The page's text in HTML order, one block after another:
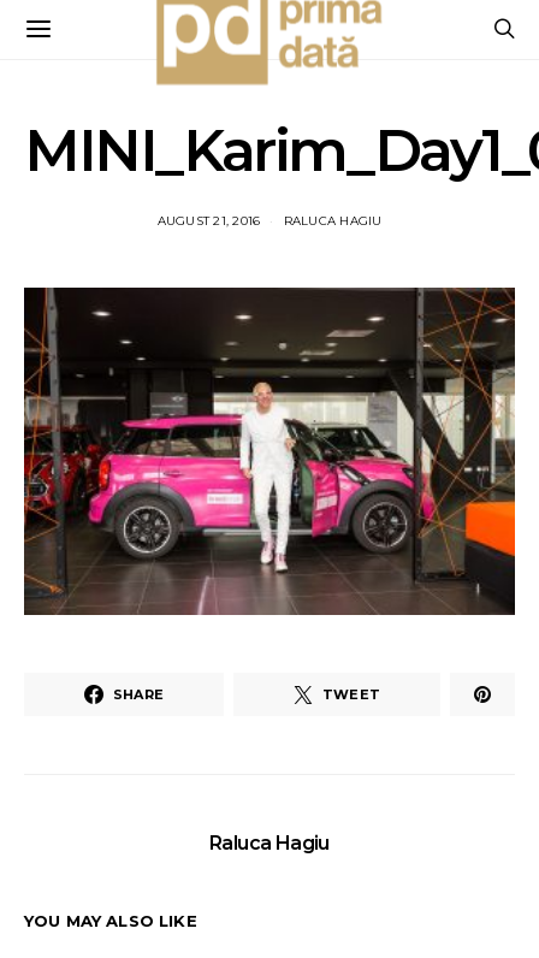
AUGUST 21, 2016 RALUCA HAGIU
SHARE TWEET
Raluca Hagiu
YOU MAY ALSO LIKE